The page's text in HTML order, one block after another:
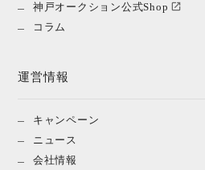
神戸オークション公式Shop
コラム
運営情報
キャンペーン
ニュース
会社情報